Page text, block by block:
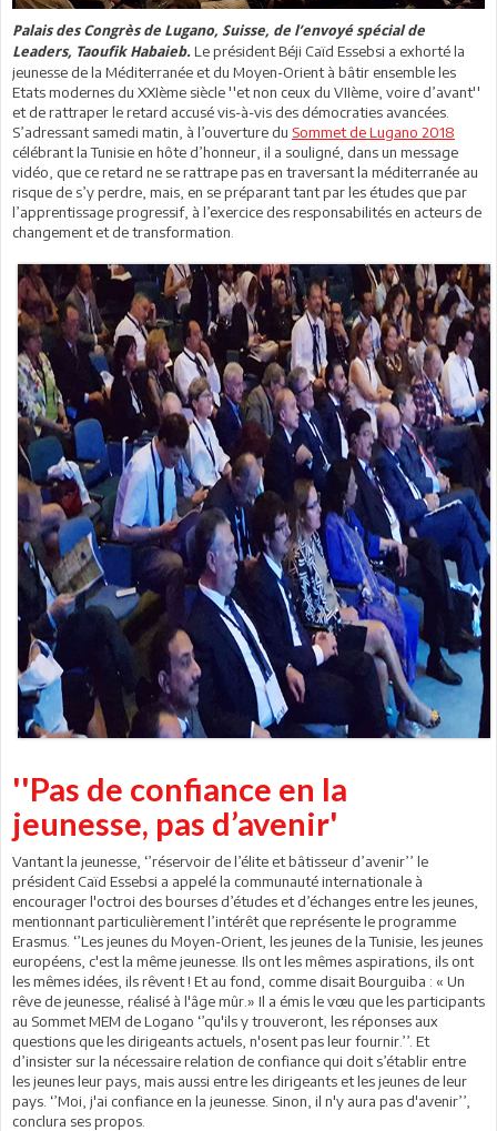
Palais des Congrès de Lugano, Suisse, de l’envoyé spécial de
Leaders, Taoufik Habaieb. Le président Béji Caïd Essebsi a exhorté la
jeunesse de la Méditerranée et du Moyen-Orient à bâtir ensemble les
Etats modernes du XXIème siècle ''et non ceux du VIIème, voire d’avant''
et de rattraper le retard accusé vis-à-vis des démocraties avancées.
S’adressant samedi matin, à l’ouverture du Sommet de Lugano 2018
célébrant la Tunisie en hôte d’honneur, il a souligné, dans un message
vidéo, que ce retard ne se rattrape pas en traversant la méditerranée au
risque de s’y perdre, mais, en se préparant tant par les études que par
l’apprentissage progressif, à l’exercice des responsabilités en acteurs de
changement et de transformation.
''Pas de confiance en la
jeunesse, pas d’avenir'
Vantant la jeunesse, ‘’réservoir de l’élite et bâtisseur d’avenir’’ le
président Caïd Essebsi a appelé la communauté internationale à
encourager l'octroi des bourses d’études et d’échanges entre les jeunes,
mentionnant particulièrement l’intérêt que représente le programme
Erasmus. ‘’Les jeunes du Moyen-Orient, les jeunes de la Tunisie, les jeunes
européens, c'est la même jeunesse. Ils ont les mêmes aspirations, ils ont
les mêmes idées, ils rêvent ! Et au fond, comme disait Bourguiba : « Un
rêve de jeunesse, réalisé à l'âge mûr.» Il a émis le vœu que les participants
au Sommet MEM de Logano ‘’qu'ils y trouveront, les réponses aux
questions que les dirigeants actuels, n'osent pas leur fournir.’’. Et
d’insister sur la nécessaire relation de confiance qui doit s’établir entre
les jeunes leur pays, mais aussi entre les dirigeants et les jeunes de leur
pays. ‘’Moi, j'ai confiance en la jeunesse. Sinon, il n'y aura pas d'avenir’’,
conclura ses propos.